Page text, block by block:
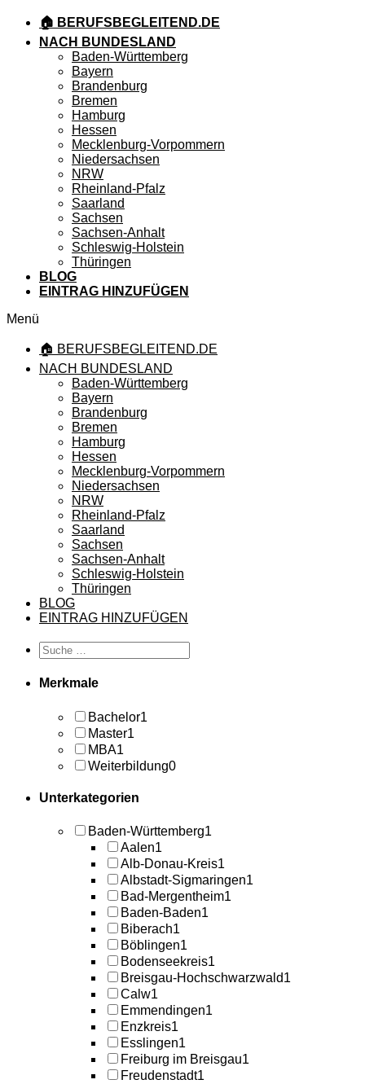
🏠 BERUFSBEGLEITEND.DE
NACH BUNDESLAND
Baden-Württemberg
Bayern
Brandenburg
Bremen
Hamburg
Hessen
Mecklenburg-Vorpommern
Niedersachsen
NRW
Rheinland-Pfalz
Saarland
Sachsen
Sachsen-Anhalt
Schleswig-Holstein
Thüringen
BLOG
EINTRAG HINZUFÜGEN
Menü
🏠 BERUFSBEGLEITEND.DE
NACH BUNDESLAND
Baden-Württemberg
Bayern
Brandenburg
Bremen
Hamburg
Hessen
Mecklenburg-Vorpommern
Niedersachsen
NRW
Rheinland-Pfalz
Saarland
Sachsen
Sachsen-Anhalt
Schleswig-Holstein
Thüringen
BLOG
EINTRAG HINZUFÜGEN
Merkmale
Bachelor1
Master1
MBA1
Weiterbildung0
Unterkategorien
Baden-Württemberg1
Aalen1
Alb-Donau-Kreis1
Albstadt-Sigmaringen1
Bad-Mergentheim1
Baden-Baden1
Biberach1
Böblingen1
Bodenseekreis1
Breisgau-Hochschwarzwald1
Calw1
Emmendingen1
Enzkreis1
Esslingen1
Freiburg im Breisgau1
Freudenstadt1